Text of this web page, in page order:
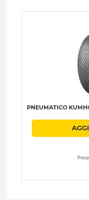
PNEUMATICO